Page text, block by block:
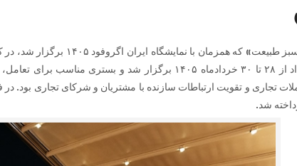
در دومین رویداد «قرار
فراهم کرد.
تجاری و تقویت ارتباطات سازنده با مشتریان و شرکای تجاری
شد.